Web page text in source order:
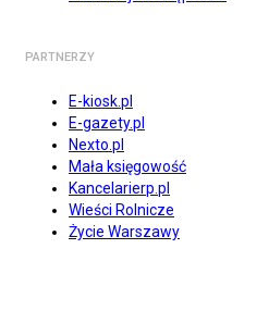
PARTNERZY
E-kiosk.pl
E-gazety.pl
Nexto.pl
Mała księgowość
Kancelarierp.pl
Wieści Rolnicze
Życie Warszawy